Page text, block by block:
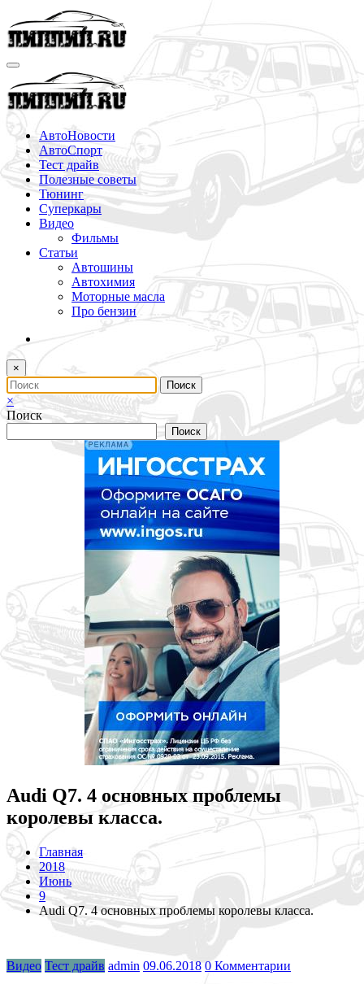
Перейти
к
содержимому
АвтоНовости
АвтоСпорт
Тест драйв
Полезные советы
Тюнинг
Суперкары
Видео
Фильмы
Статьи
Автошины
Автохимия
Моторные масла
Про бензин
×
×
Поиск
Поиск
Audi Q7. 4 основных проблемы
королевы класса.
Главная
2018
Июнь
9
Audi Q7. 4 основных проблемы королевы класса.
Видео Тест драйв admin 09.06.2018 0 Комментарии